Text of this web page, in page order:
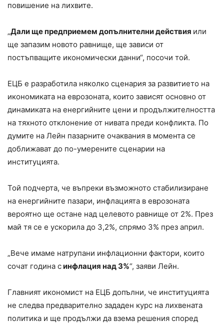
повишение на лихвите.
„Дали ще предприемем допълнителни действия или
ще запазим новото равнище, ще зависи от
постъпващите икономически данни“, посочи той.
ЕЦБ е разработила няколко сценария за развитието на
икономиката на еврозоната, които зависят основно от
динамиката на енергийните цени и продължителността
на тяхното отклонение от нивата преди конфликта. По
думите на Лейн пазарните очаквания в момента се
доближават до по-умерените сценарии на
институцията.
Той подчерта, че въпреки възможното стабилизиране
на енергийните пазари, инфлацията в еврозоната
вероятно ще остане над целевото равнище от 2%. През
май тя се е ускорила до 3,2%, спрямо 3% през април.
„Вече имаме натрупани инфлационни фактори, които
сочат година синфлация над 3%“, заяви Лейн.
Главният икономист на ЕЦБ допълни, че институцията
не следва предварително зададен курс на лихвената
политика и ще продължи да взема решения според